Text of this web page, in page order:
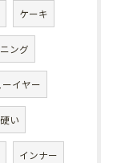
ケーキ
ング
ーイヤー
い
インナー